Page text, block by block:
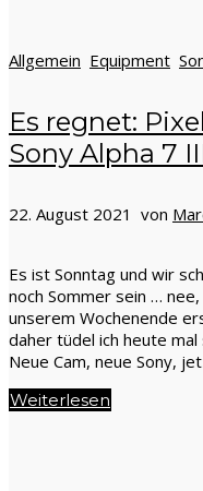
Allgemein Equipment
Es regnet:
Sony Alpha 7
22. August 2021 von
Es ist Sonntag und wir
noch Sommer sein …
unserem Wochenende
daher tüdel ich heute
Neue Cam, neue Sony,
Weiterlesen